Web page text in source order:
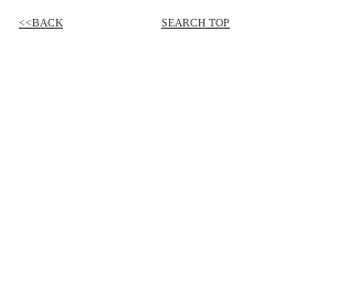
<<BACK SEARCH TOP